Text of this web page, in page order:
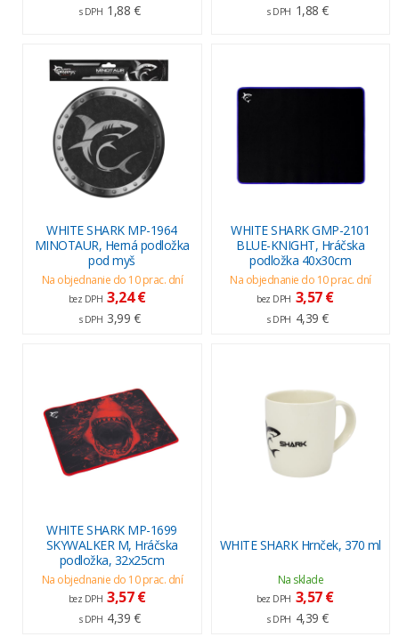
s DPH 1,88 € s DPH 1,88 €
WHITE SHARK MP-1964
MINOTAUR, Herná podložka
pod myš
Na objednanie do 10 prac. dní
bez DPH 3,24 €
s DPH 3,99 €
WHITE SHARK GMP-2101
BLUE-KNIGHT, Hráčska
podložka 40x30cm
Na objednanie do 10 prac. dní
bez DPH 3,57 €
s DPH 4,39 €
WHITE SHARK MP-1699
SKYWALKER M, Hráčska
podložka, 32x25cm
Na objednanie do 10 prac. dní
bez DPH 3,57 €
s DPH 4,39 €
WHITE SHARK Hrnček, 370 ml
Na sklade
bez DPH 3,57 €
s DPH 4,39 €